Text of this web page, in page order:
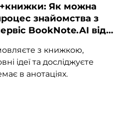
Як можна
знайомства з
BookNote.AI від
з книжкою,
ідеї та досліджуєте
в анотаціях.